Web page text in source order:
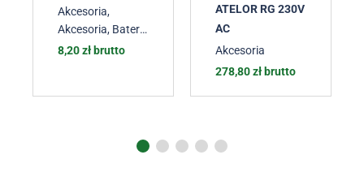
Akcesoria,
Akcesoria, Baterie
do pilotów
Akcesoria,
8,20zł brutto
ATELOR RG 230V
AC
Akcesoria
278,80zł brutto